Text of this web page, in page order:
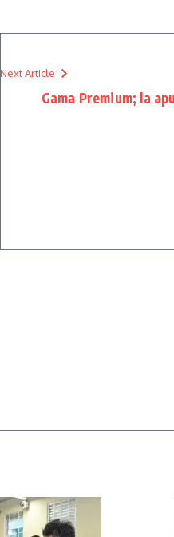
Next Article
Gama Premium; la